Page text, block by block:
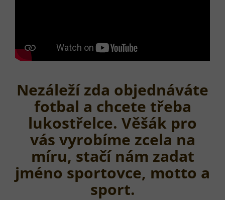
Nezáleží zda objednáváte
fotbal a chcete třeba
lukostřelce. Věšák pro
vás vyrobíme zcela na
míru, stačí nám zadat
jméno sportovce, motto a
sport.